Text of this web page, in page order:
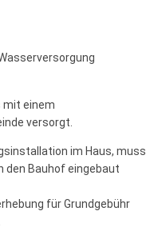
mit einem
versorgt.
im Haus, muss
den Bauhof eingebaut
für Grundgebühr